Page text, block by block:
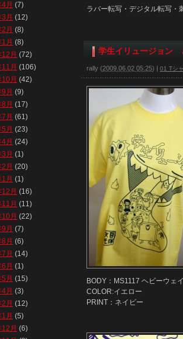
ラバー転写・デジタル転写・
学生イリュージョン
rally (2009.06.02 05:25) | 01 Tシ
BODY：MS1117 ヘビーウェ
COLOR:イエロー
PRINT：ネイビー
月 (7)
月 (12)
月 (8)
月 (8)
月 (72)
月 (106)
月 (42)
月 (9)
月 (17)
月 (61)
月 (23)
月 (24)
月 (1)
月 (20)
月 (1)
月 (16)
月 (11)
月 (22)
月 (7)
月 (6)
月 (14)
月 (1)
月 (15)
月 (3)
月 (12)
月 (5)
月 (6)